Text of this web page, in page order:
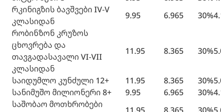
რკინიგზის ბავშვები IV-V
კლასიდან
9.95 6.965 30%
რობინზონ კრუზოს
ცხოვრება და
თავგადასავალი VI-VII
კლასიდან
11.95 8.365 30%
საიდუმლო კუნძული 12+ 11.95 8.365 30%
სანიმუშო მილიონერი 8+
9.95 6.965 30%
საშობაო მოთხრობები